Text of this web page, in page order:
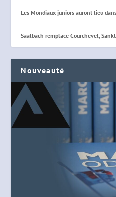
Les Mondiaux juniors auront lieu
Saalbach remplace Courchevel,
Nouveauté